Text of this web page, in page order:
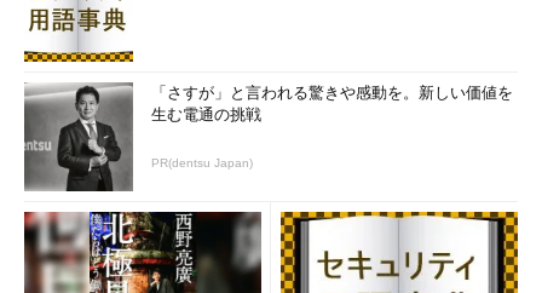
「さすが」と言われる驚きや感動を。新しい価値を
生む電通の挑戦
PR(dentsu Japan)